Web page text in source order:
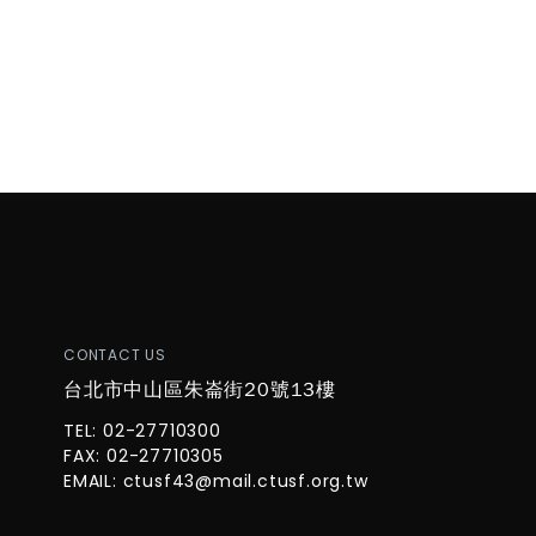
CONTACT US
台北市中山區朱崙街20號13樓
TEL: 02-27710300
FAX: 02-27710305
EMAIL: ctusf43@mail.ctusf.org.tw